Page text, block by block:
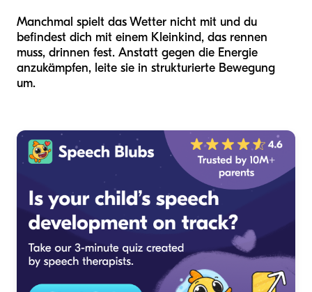
Manchmal spielt das Wetter nicht mit und du
befindest dich mit einem Kleinkind, das rennen
muss, drinnen fest. Anstatt gegen die Energie
anzukämpfen, leite sie in strukturierte Bewegung
um.